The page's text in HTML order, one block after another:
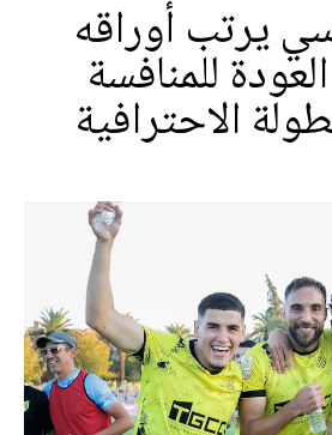
يرتب أوراقه
للمنافسة
الاحترافية